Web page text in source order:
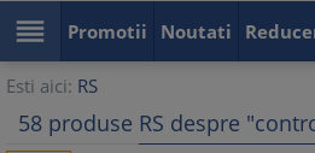
 Promotii Noutati
Esti aici: RS
58 produse RS despre